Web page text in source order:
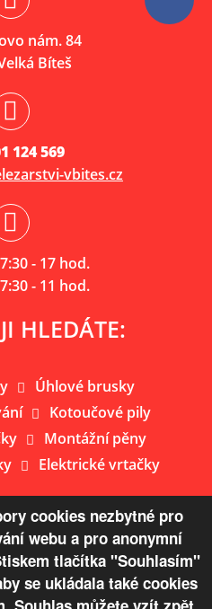
nám. 84
Bíteš
124 569
vbites.cz
7:30 - 17 hod.
7:30 - 11 hod.
HLEDÁTE:
Úhlové brusky
Kotoučové pily
Montážní pěny
Elektrické vrtačky
webu
Žaloudek s.r.o.
cookies nezbytné pro
webu a pro anonymní
tlačítka "Souhlasím"
se ukládala také cookies